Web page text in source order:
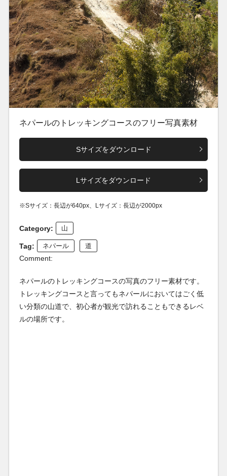
ネパールのトレッキングコースのフリー写真素材
Sサイズをダウンロード
Lサイズをダウンロード
※Sサイズ：長辺が640px、Lサイズ：長辺が2000px
Category: 山
Tag: ネパール 道
Comment:
ネパールのトレッキングコースの写真のフリー素材です。
トレッキングコースと言ってもネパールにおいてはごく低
い分類の山道で、初心者が観光で訪れることもできるレベ
ルの場所です。